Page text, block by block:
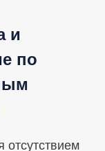
и
по
отсутствием